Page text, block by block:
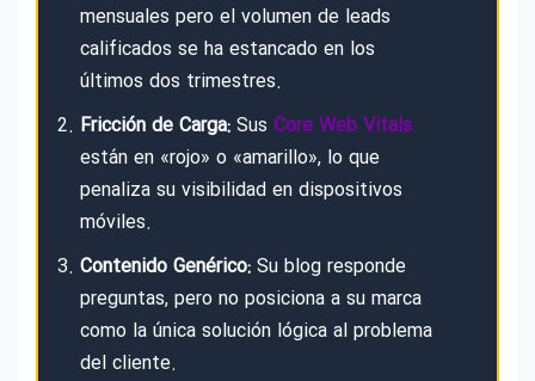
mensuales pero el volumen de leads
calificados se ha estancado en los
últimos dos trimestres.
Fricción de Carga: Sus Core Web Vitals
están en «rojo» o «amarillo», lo que
penaliza su visibilidad en dispositivos
móviles.
Contenido Genérico: Su blog responde
preguntas, pero no posiciona a su marca
como la única solución lógica al problema
del cliente.